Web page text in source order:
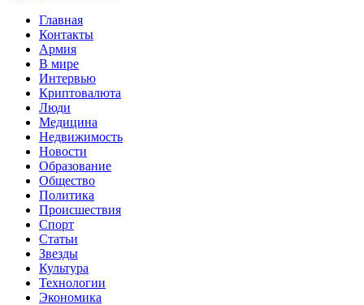
Главная
Контакты
Армия
В мире
Интервью
Криптовалюта
Люди
Медицина
Недвижимость
Новости
Образование
Общество
Политика
Происшествия
Спорт
Статьи
Звезды
Культура
Технологии
Экономика